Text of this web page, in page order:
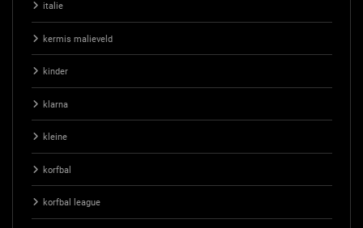
italie
kermis malieveld
kinder
klarna
kleine
korfbal
korfbal league